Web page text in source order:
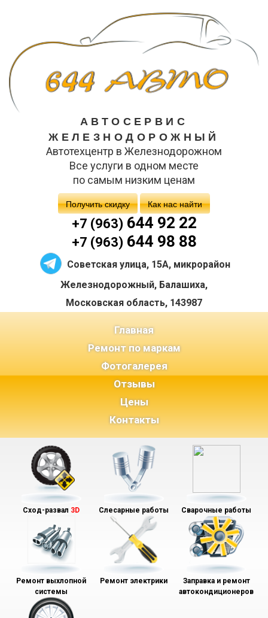
АВТОСЕРВИС
ЖЕЛЕЗНОДОРОЖНЫЙ
Автотехцентр в Железнодорожном
Все услуги в одном месте
по самым низким ценам
Получить скидку Как нас найти
+7 (963)644 92 22
+7 (963)644 98 88
Советская улица, 15А, микрорайон
Железнодорожный, Балашиха,
Московская область, 143987
Главная(current)
Ремонт по маркам
Фотогалерея
Отзывы
Цены
Контакты
Сход-развал 3D Слесарные работы Сварочные работы
Ремонт выхлопной
системы
Ремонт электрики
Заправка и ремонт
автокондиционеров